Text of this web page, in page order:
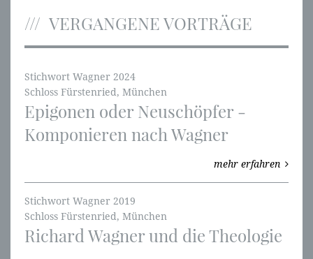
VERGANGENE VORTRÄGE
Stichwort Wagner 2024
Schloss Fürstenried, München
Epigonen oder Neuschöpfer -
Komponieren nach Wagner
mehr erfahren
Stichwort Wagner 2019
Schloss Fürstenried, München
Richard Wagner und die Theologie